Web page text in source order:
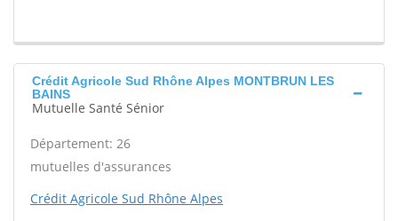
Crédit Agricole Sud Rhône Alpes MONTBRUN LES
BAINS
Mutuelle Santé Sénior
Département: 26
mutuelles d'assurances
Crédit Agricole Sud Rhône Alpes